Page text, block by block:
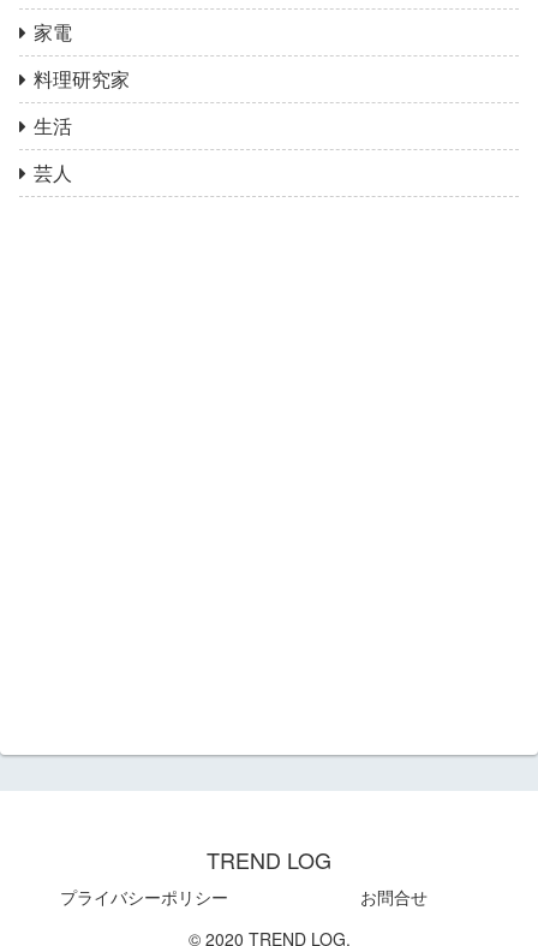
家電
料理研究家
生活
芸人
TREND LOG
プライバシーポリシー
お問合せ
© 2020 TREND LOG.